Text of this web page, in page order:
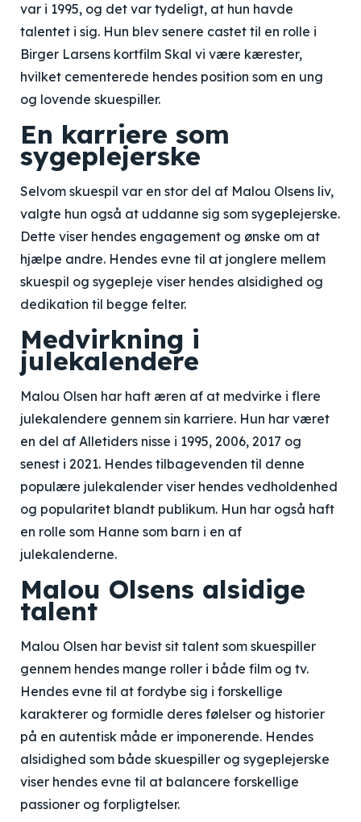
var i 1995, og det var tydeligt, at hun havde
talentet i sig. Hun blev senere castet til en rolle i
Birger Larsens kortfilm Skal vi være kærester,
hvilket cementerede hendes position som en ung
og lovende skuespiller.
En karriere som
sygeplejerske
Selvom skuespil var en stor del af Malou Olsens liv,
valgte hun også at uddanne sig som sygeplejerske.
Dette viser hendes engagement og ønske om at
hjælpe andre. Hendes evne til at jonglere mellem
skuespil og sygepleje viser hendes alsidighed og
dedikation til begge felter.
Medvirkning i
julekalendere
Malou Olsen har haft æren af at medvirke i flere
julekalendere gennem sin karriere. Hun har været
en del af Alletiders nisse i 1995, 2006, 2017 og
senest i 2021. Hendes tilbagevenden til denne
populære julekalender viser hendes vedholdenhed
og popularitet blandt publikum. Hun har også haft
en rolle som Hanne som barn i en af
julekalenderne.
Malou Olsens alsidige
talent
Malou Olsen har bevist sit talent som skuespiller
gennem hendes mange roller i både film og tv.
Hendes evne til at fordybe sig i forskellige
karakterer og formidle deres følelser og historier
på en autentisk måde er imponerende. Hendes
alsidighed som både skuespiller og sygeplejerske
viser hendes evne til at balancere forskellige
passioner og forpligtelser.